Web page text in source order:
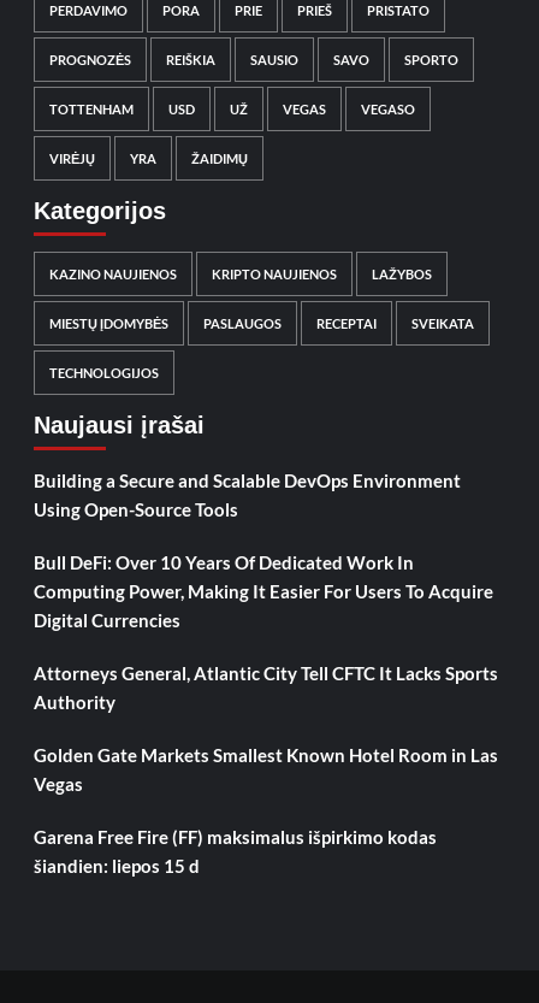
PERDAVIMO PORA PRIE PRIEŠ PRISTATO
PROGNOZĖS REIŠKIA SAUSIO SAVO SPORTO
TOTTENHAM USD UŽ VEGAS VEGASO
VIRĖJŲ YRA ŽAIDIMŲ
Kategorijos
KAZINO NAUJIENOS KRIPTO NAUJIENOS LAŽYBOS
MIESTŲ ĮDOMYBĖS PASLAUGOS RECEPTAI SVEIKATA
TECHNOLOGIJOS
Naujausi įrašai
Building a Secure and Scalable DevOps Environment
Using Open-Source Tools
Bull DeFi: Over 10 Years Of Dedicated Work In
Computing Power, Making It Easier For Users To Acquire
Digital Currencies
Attorneys General, Atlantic City Tell CFTC It Lacks Sports
Authority
Golden Gate Markets Smallest Known Hotel Room in Las
Vegas
Garena Free Fire (FF) maksimalus išpirkimo kodas
šiandien: liepos 15 d